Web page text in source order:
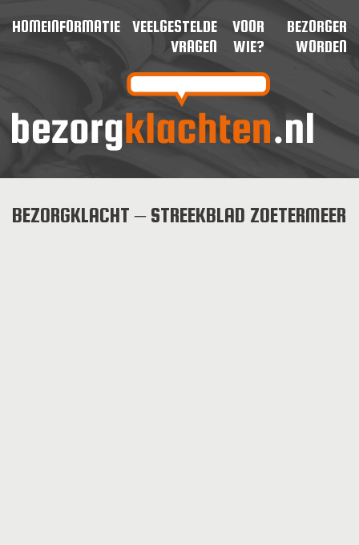
HOMEINFORMATIE
VEELGESTELDE
VRAGEN
VOOR
WIE?
BEZORGER
WORDEN
BEZORGKLACHT – STREEKBLAD ZOETERMEER